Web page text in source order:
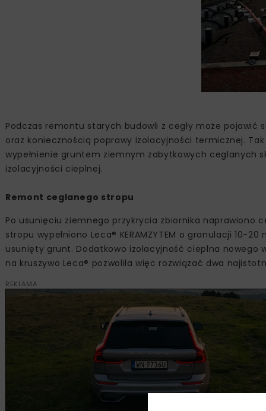
Podczas remontu starych budowli z cegły może
oraz koniecznością poprawy izolacyjności termicznej.
wypełnienie gruntem ziemnym zabytkowych ceglanych
izolacyjności cieplnej.
Remont ceglanego stropu
Po usunięciu ziemnego przykrycia zbiornika naprawiono
stropu wypełniono Leca® KERAMZYTEM o granulacji
usunięty grunt. Dodatkowo izolacyjność cieplna nowego
na kruszywo Leca® pozwoliła więc rozwiązać dwa
REKLAMA